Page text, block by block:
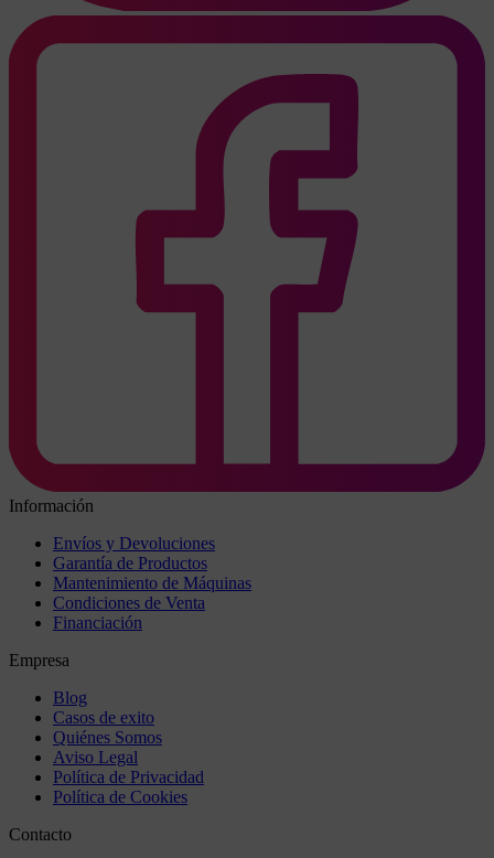
Información
Envíos y Devoluciones
Garantía de Productos
Mantenimiento de Máquinas
Condiciones de Venta
Financiación
Empresa
Blog
Casos de exito
Quiénes Somos
Aviso Legal
Política de Privacidad
Política de Cookies
Contacto